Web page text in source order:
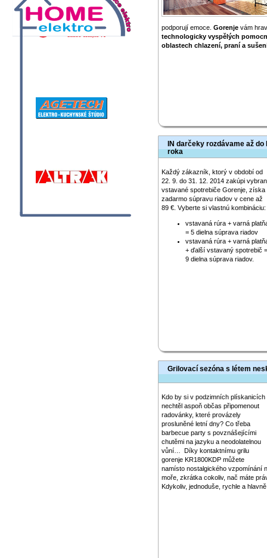
podporují emoce. Gorenje vám
technologicky vyspělých
oblastech chlazení, praní a
IN darčeky rozdávame až do
roka
Každý zákazník, ktorý v období od
22. 9. do 31. 12. 2014 zakúpi
vstavané spotrebiče Gorenje, získa
zadarmo súpravu riadov v cene až
89 €. Vyberte si vlastnú kombináciu:
vstavaná rúra + varná
= 5 dielna súprava riadov
vstavaná rúra + varná
+ ďalší vstavaný spotrebič =
9 dielna súprava riadov.
Grilovací sezóna s létem
Kdo by si v podzimních plískanicích
nechtěl aspoň občas připomenout
radovánky, které provázely
prosluněné letní dny? Co třeba
barbecue party s povznášejícími
chutěmi na jazyku a neodolatelnou
vůní… Díky kontaktnímu grilu
gorenje KR1800KDP můžete
namísto nostalgického vzpomínání
moře, zkrátka cokoliv, nač máte
Kdykoliv, jednoduše, rychle a